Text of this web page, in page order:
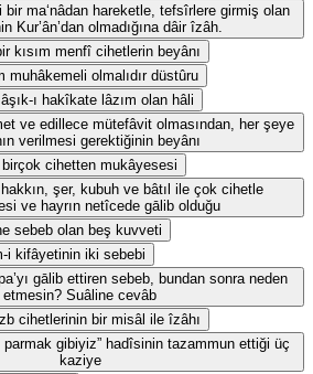
bir ma‘nâdan hareketle, tefsîrlere girmiş olan
Kur’ân’dan olmadığına dâir îzâh.
kısım menfî cihetlerin beyânı
olmalıdır düstûru
ı hakîkate lâzım olan hâli
ve edillece mütefâvit olmasından, her şeye
verilmesi gerektiğinin beyânı
cihetten mukâyesesi
şer, kubuh ve bâtıl ile çok cihetle
ve hayrın netîcede gālib olduğu
sebeb olan beş kuvveti
i kifâyetinin iki sebebi
gālib ettiren sebeb, bundan sonra neden
etmesin? Suâline cevâb
cihetlerinin bir misâl ile îzâhı
parmak gibiyiz” hadîsinin tazammun ettiği üç
kaziye